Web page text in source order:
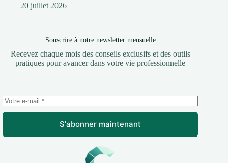
20 juillet 2026
Souscrire à notre newsletter mensuelle
Recevez chaque mois des conseils exclusifs et des outils
pratiques pour avancer dans votre vie professionnelle
S'abonner maintenant